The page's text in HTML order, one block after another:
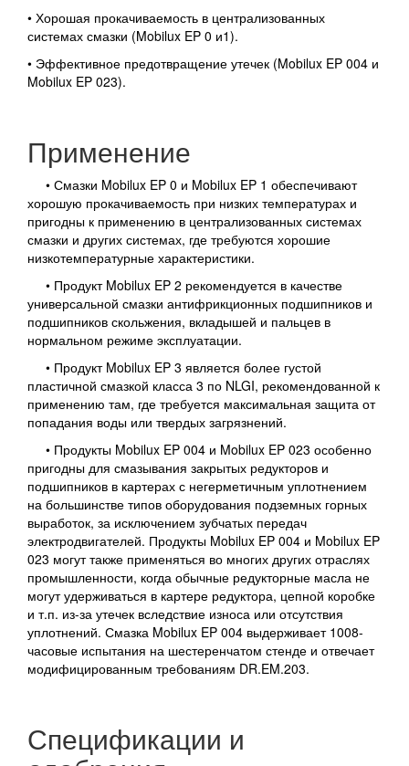
• Хорошая прокачиваемость в централизованных
системах смазки (Mobilux EP 0 и1).
• Эффективное предотвращение утечек (Mobilux EP 004 и
Mobilux EP 023).
Применение
• Смазки Mobilux EP 0 и Mobilux EP 1 обеспечивают
хорошую прокачиваемость при низких температурах и
пригодны к применению в централизованных системах
смазки и других системах, где требуются хорошие
низкотемпературные характеристики.
• Продукт Mobilux EP 2 рекомендуется в качестве
универсальной смазки антифрикционных подшипников и
подшипников скольжения, вкладышей и пальцев в
нормальном режиме эксплуатации.
• Продукт Mobilux EP 3 является более густой
пластичной смазкой класса 3 по NLGI, рекомендованной к
применению там, где требуется максимальная защита от
попадания воды или твердых загрязнений.
• Продукты Mobilux EP 004 и Mobilux EP 023 особенно
пригодны для смазывания закрытых редукторов и
подшипников в картерах с негерметичным уплотнением
на большинстве типов оборудования подземных горных
выработок, за исключением зубчатых передач
электродвигателей. Продукты Mobilux EP 004 и Mobilux EP
023 могут также применяться во многих других отраслях
промышленности, когда обычные редукторные масла не
могут удерживаться в картере редуктора, цепной коробке
и т.п. из-за утечек вследствие износа или отсутствия
уплотнений. Смазка Mobilux EP 004 выдерживает 1008-
часовые испытания на шестеренчатом стенде и отвечает
модифицированным требованиям DR.EM.203.
Спецификации и